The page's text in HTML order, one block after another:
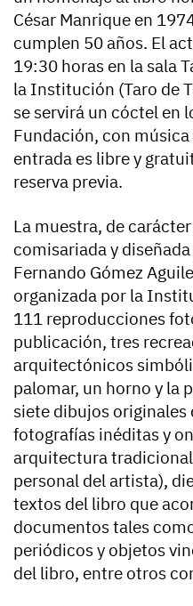
César Manrique en
cumplen 50 años. El
19:30 horas en la sala
la Institución (Taro de
se servirá un cóctel en
Fundación, con música
entrada es libre y
reserva previa.
La muestra, de
comisariada y
Fernando Gómez
organizada por la
111 reproducciones
publicación, tres
arquitectónicos
palomar, un horno y la
siete dibujos originales
fotografías inéditas y
arquitectura
personal del artista),
textos del libro que
documentos tales
periódicos y objetos
del libro, entre otros